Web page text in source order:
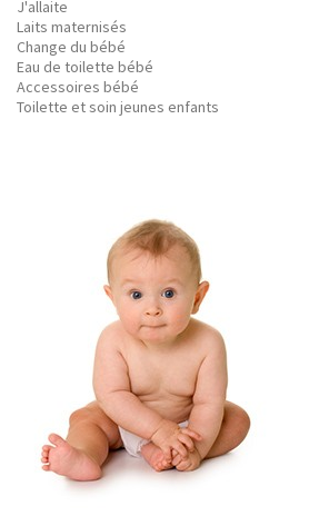
J'allaite
Laits maternisés
Change du bébé
Eau de toilette bébé
Accessoires bébé
Toilette et soin jeunes enfants